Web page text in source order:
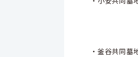
総面積
区画
・釜谷共同